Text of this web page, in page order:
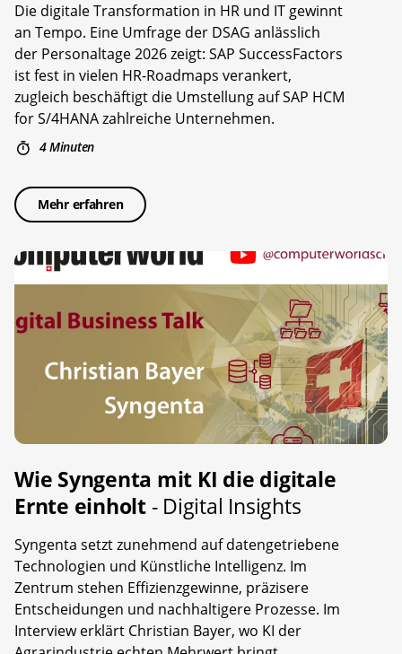
Die digitale Transformation in HR und IT gewinnt
an Tempo. Eine Umfrage der DSAG anlässlich
der Personaltage 2026 zeigt: SAP SuccessFactors
ist fest in vielen HR-Roadmaps verankert,
zugleich beschäftigt die Umstellung auf SAP HCM
for S/4HANA zahlreiche Unternehmen.
4 Minuten
Mehr erfahren
Wie Syngenta mit KI die digitale
Ernte einholt - Digital Insights
Syngenta setzt zunehmend auf datengetriebene
Technologien und Künstliche Intelligenz. Im
Zentrum stehen Effizienzgewinne, präzisere
Entscheidungen und nachhaltigere Prozesse. Im
Interview erklärt Christian Bayer, wo KI der